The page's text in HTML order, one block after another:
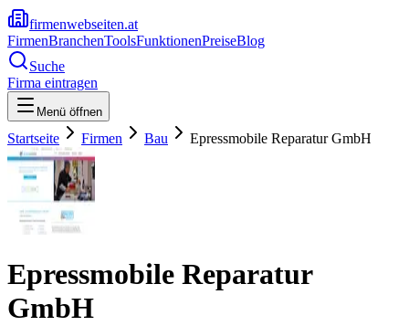
firmenwebseiten.at
FirmenBranchenToolsFunktionenPreiseBlog
Suche
Firma eintragen
Menü öffnen
Startseite Firmen Bau Epressmobile Reparatur GmbH
Epressmobile Reparatur
GmbH